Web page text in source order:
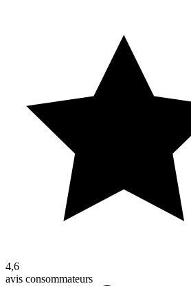
4,6
avis consommateurs